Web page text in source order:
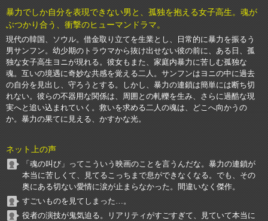
暴力でしか自分を表現できない男と、孤独を抱える女子高生。魂が
ぶつかり合う、衝撃のヒューマンドラマ。
現代の韓国、ソウル。借金取り立てを生業とし、日常的に暴力を振るう
男サンフン。幼少期のトラウマから抜け出せない彼の前に、ある日、孤
独な女子高生ヨニが現れる。彼女もまた、家庭内暴力に苦しむ孤独な
魂。互いの境遇に奇妙な共感を覚える二人。サンフンはヨニの中に過去
の自分を見出し、守ろうとする。しかし、暴力の連鎖は簡単には断ち切
れない。彼らの不器用な関係は、周囲との軋轢を生み、さらに過酷な現
実へと追い込まれていく。救いを求める二人の魂は、どこへ向かうの
か。暴力の果てに見える、かすかな光。
ネット上の声
「魂の叫び」ってこういう映画のことを言うんだな。暴力の連鎖が
本当に苦しくて、見てるこっちまで息ができなくなる。でも、その
奥にある切ない愛情に涙が止まらなかった。間違いなく傑作。
すごいものを見てしまった…。
役者の演技が鬼気迫る。リアリティがすごすぎて、見ていて本当に